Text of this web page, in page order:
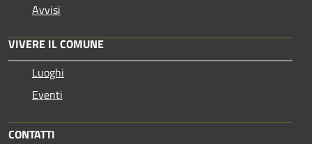
Avvisi
VIVERE IL COMUNE
Luoghi
Eventi
CONTATTI